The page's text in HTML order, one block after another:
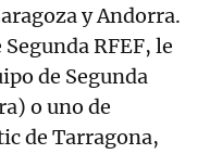
y Andorra.
RFEF, le
de Segunda
o uno de
de Tarragona,